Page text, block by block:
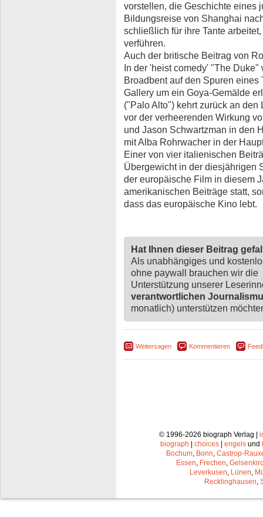
vorstellen, die Geschichte eines
Bildungsreise von Shanghai
schließlich für ihre Tante
verführen.
Auch der britische Beitrag von
In der 'heist comedy' "The
Broadbent auf den Spuren
Gallery um ein Goya-Gemälde
("Palo Alto") kehrt zurück an
vor der verheerenden Wirkung
und Jason Schwartzman in den
mit Alba Rohrwacher in der
Einer von vier italienischen
Übergewicht in der diesjährigen
der europäische Film in diesem
amerikanischen Beiträge statt,
dass das europäische Kino lebt.
Hat Ihnen dieser Beitrag
Als unabhängiges und
ohne paywall brauchen wir die
Unterstützung unserer
verantwortlichen
monatlich) unterstützen
Weitersagen Kommentieren
© 1996-2026 biograph Verlag |
biograph | choices | engels und
Bochum Bonn Castrop-
Essen Frechen
Leverkusen Lünen
Recklinghausen